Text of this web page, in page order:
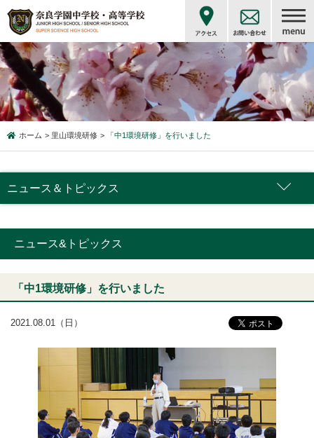
ホーム 里山環境研修 「中1環境研修」を行いました
ニュース＆トピックス
ニュース&トピックス
「中1環境研修」を行いました
2021.08.01（日）